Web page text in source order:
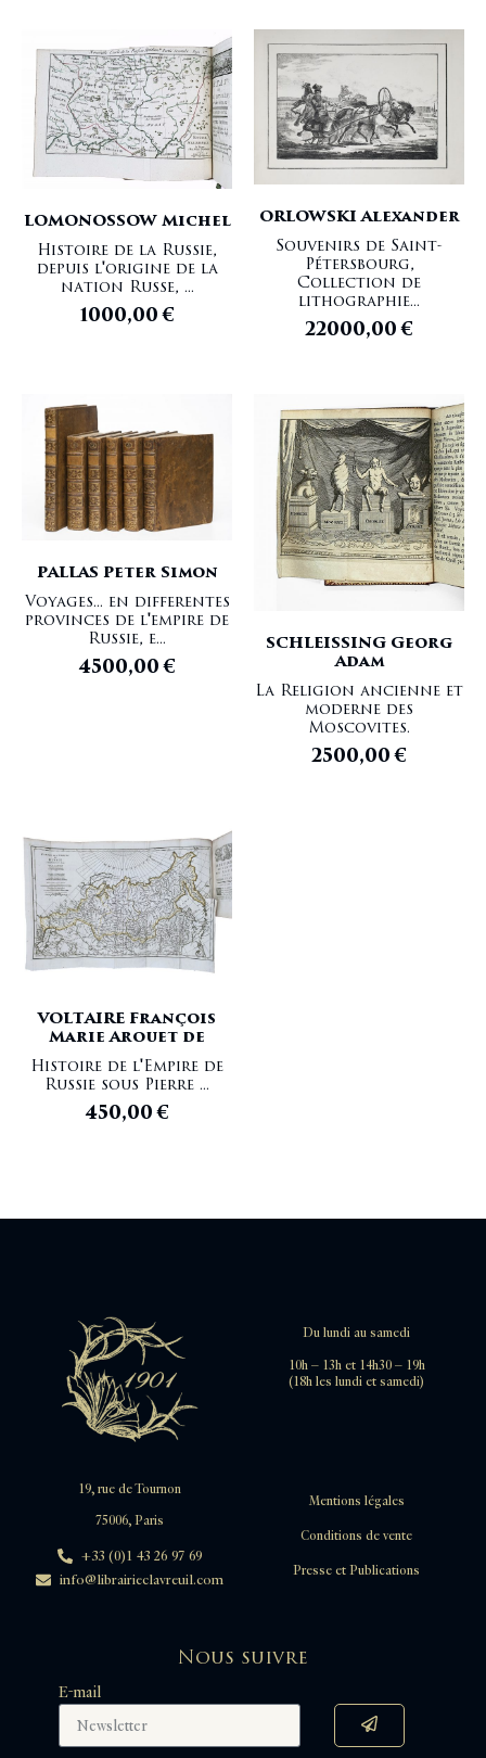
LOMONOSSOW Michel
Histoire de la Russie,
depuis l'origine de la
nation Russe, ...
1000,00€
ORLOWSKI Alexander
Souvenirs de Saint-
Pétersbourg,
Collection de
lithographie...
22000,00€
PALLAS Peter Simon
Voyages... en differentes
provinces de l'empire de
Russie, e...
4500,00€
SCHLEISSING Georg
Adam
La Religion ancienne et
moderne des
Moscovites.
2500,00€
VOLTAIRE François
Marie Arouet de
Histoire de l'Empire de
Russie sous Pierre ...
450,00€
Du lundi au samedi
10h – 13h et 14h30 – 19h
(18h les lundi et samedi)
19, rue de Tournon
75006, Paris
+33 (0)1 43 26 97 69
info@librairieclavreuil.com
Mentions légales
Conditions de vente
Presse et Publications
Nous suivre
E-mail